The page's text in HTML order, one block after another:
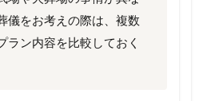
儀をお考えの際は、複数
ラン内容を比較しておく